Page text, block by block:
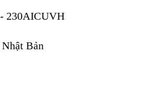
230AICUVH
Bản